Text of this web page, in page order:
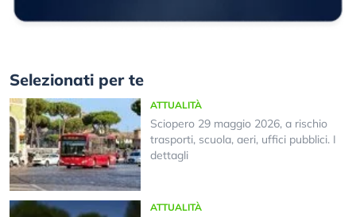
Selezionati per te
ATTUALITÀ
Sciopero 29 maggio 2026, a rischio
trasporti, scuola, aeri, uffici pubblici. I
dettagli
ATTUALITÀ